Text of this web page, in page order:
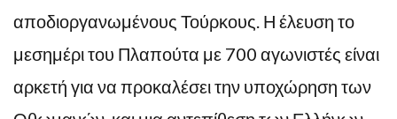
αποδιοργανωμένους Τούρκους. Η έλευση το
μεσημέρι του Πλαπούτα με 700 αγωνιστές είναι
αρκετή για να προκαλέσει την υποχώρηση των